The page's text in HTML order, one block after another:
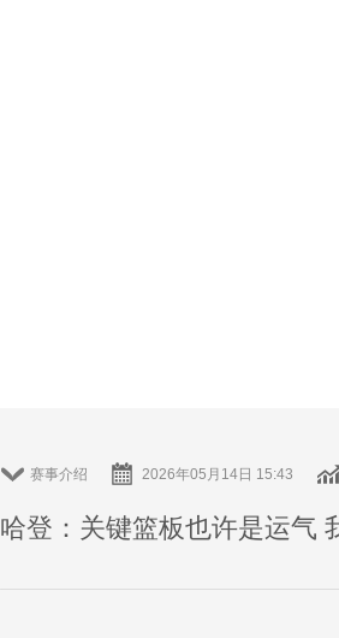
赛事介绍 2026年05月14日 15:43
哈登：关键篮板也许是运气